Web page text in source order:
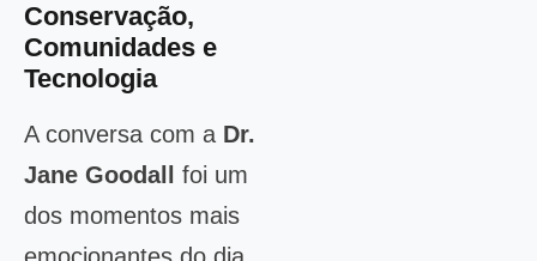
Conservação,
Comunidades e
Tecnologia
A conversa com a Dr.
Jane Goodall
foi um
dos momentos mais